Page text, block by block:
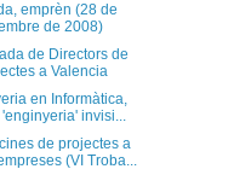
emprèn (28 de
de 2008)
de Directors de
a Valencia
en Informàtica,
invisi...
de projectes a
(VI Troba...